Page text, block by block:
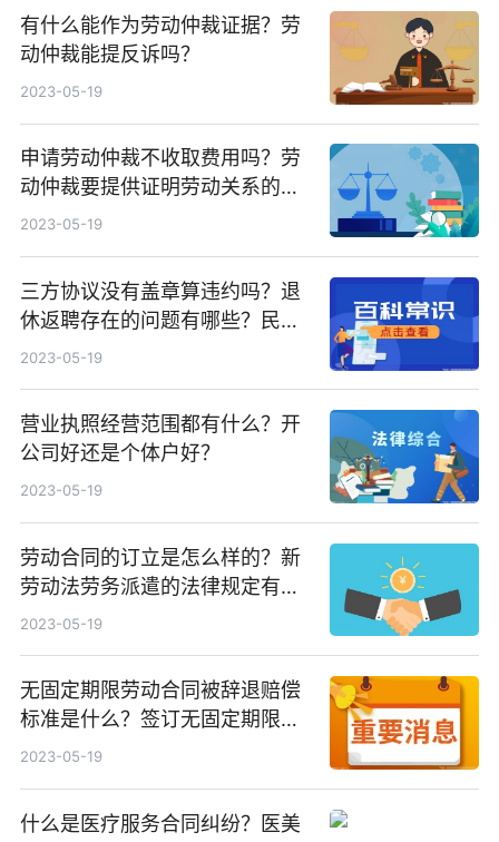
有什么能作为劳动仲裁证据？劳
动仲裁能提反诉吗？
2023-05-19
申请劳动仲裁不收取费用吗？劳
动仲裁要提供证明劳动关系的证
据吗？
2023-05-19
三方协议没有盖章算违约吗？退
休返聘存在的问题有哪些？民事
法律行为有效的条件有哪些？
2023-05-19
营业执照经营范围都有什么？开
公司好还是个体户好？
2023-05-19
劳动合同的订立是怎么样的？新
劳动法劳务派遣的法律规定有什
么？
2023-05-19
无固定期限劳动合同被辞退赔偿
标准是什么？签订无固定期限劳
动合同的条件有哪些？
2023-05-19
什么是医疗服务合同纠纷？医美